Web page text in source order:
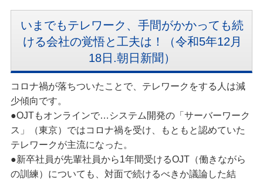
いまでもテレワーク、手間がかかっても続
ける会社の覚悟と工夫は！（令和5年12月
18日.朝日新聞）
コロナ禍が落ちついたことで、テレワークをする人は減
少傾向です。
●OJTもオンラインで…システム開発の「サーバーワーク
ス」（東京）ではコロナ禍を受け、もともと認めていた
テレワークが主流になった。
●新卒社員が先輩社員から1年間受けるOJT（働きながら
の訓練）についても、対面で続けるべきか議論した結